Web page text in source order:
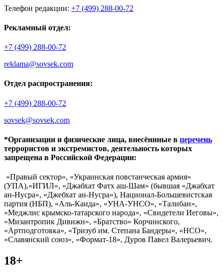
Телефон редакции: +7 (499) 288-00-72
Рекламный отдел:
+7 (499) 288-00-72
reklama@sovsek.com
Отдел распространения:
+7 (499) 288-00-72
sovsek@sovsek.com
*Организации и физические лица, внесённные в перечень
террористов и экстремистов, деятельность которых
запрещена в Российской Федерации:
«Правый сектор», «Украинская повстанческая армия»
(УПА),«ИГИЛ», «Джабхат Фатх аш-Шам» (бывшая «Джабхат
ан-Нусра», «Джебхат ан-Нусра»), Национал-Большевистская
партия (НБП), «Аль-Каида», «УНА-УНСО», «Талибан»,
«Меджлис крымско-татарского народа», «Свидетели Иеговы»,
«Мизантропик Дивижн», «Братство» Корчинского,
«Артподготовка», «Тризуб им. Степана Бандеры», «НСО»,
«Славянский союз», «Формат-18», Дуров Павел Валерьевич.
18+